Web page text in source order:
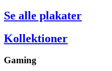
Se alle plakater
Kollektioner
Gaming